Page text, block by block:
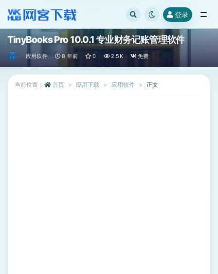
登录
TinyBooks Pro 10.0.1 专业财务记账管理软件
应用软件 8 年前 0 2.5K 免费
当前位置： 首页 应用下载 应用软件 正文
全部